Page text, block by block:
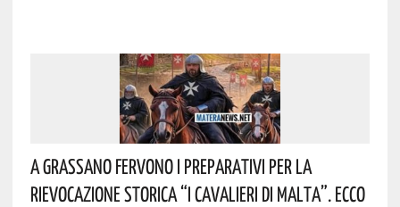
A Grassano Fervono I Preparativi Per La
Rievocazione Storica “I CAVALIERI DI MALTA”. Ecco